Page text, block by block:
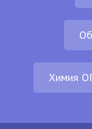
Химия